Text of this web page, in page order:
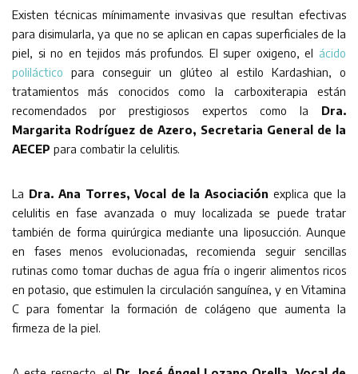
Existen técnicas mínimamente invasivas que resultan efectivas
para disimularla, ya que no se aplican en capas superficiales de la
piel, si no en tejidos más profundos. El super oxigeno, el ácido
poliláctico para conseguir un glúteo al estilo Kardashian, o
tratamientos más conocidos como la carboxiterapia están
recomendados por prestigiosos expertos como la Dra.
Margarita Rodríguez de Azero, Secretaria General de la
AECEP para combatir la celulitis.
La Dra. Ana Torres, Vocal de la Asociaciónexplica que la
celulitis en fase avanzada o muy localizada se puede tratar
también de forma quirúrgica mediante una liposucción. Aunque
en fases menos evolucionadas, recomienda seguir sencillas
rutinas como tomar duchas de agua fría o ingerir alimentos ricos
en potasio, que estimulen la circulación sanguínea, y en Vitamina
C para fomentar la formación de colágeno que aumenta la
firmeza de la piel.